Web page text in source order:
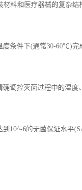
料和医疗器械的复杂
条件下(通常30-60℃)
调控灭菌过程中的温
10^-6的无菌保证水平